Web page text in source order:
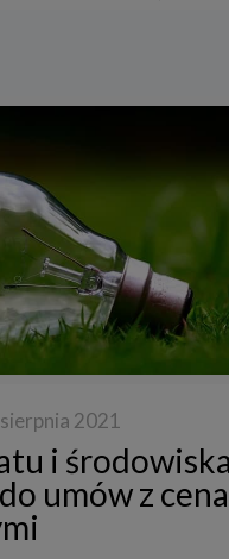
2021
i środowiska
umów z